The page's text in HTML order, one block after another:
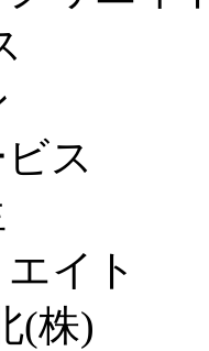
ス
イト
(株)